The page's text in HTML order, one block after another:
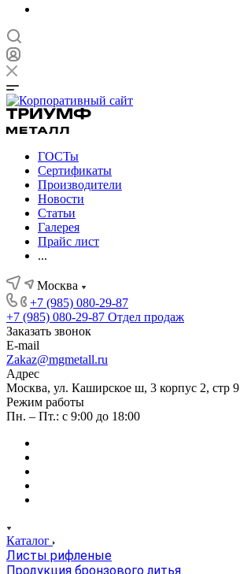
ГОСТы
Сертификаты
Производители
Новости
Статьи
Галерея
Прайс лист
...
Москва
+7 (985) 080-29-87
+7 (985) 080-29-87 Отдел продаж
Заказать звонок
E-mail
Zakaz@mgmetall.ru
Адрес
Москва, ул. Каширское ш, 3 корпус 2, стр 9
Режим работы
Пн. – Пт.: с 9:00 до 18:00
Каталог
Листы рифленые
Продукция бронзового литья